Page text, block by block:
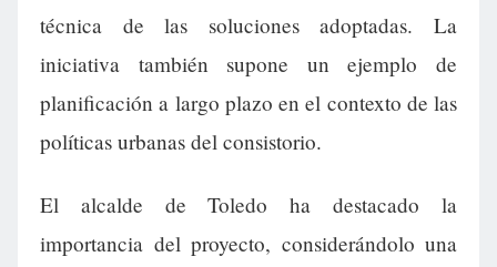
técnica de las soluciones adoptadas. La
iniciativa también supone un ejemplo de
planificación a largo plazo en el contexto de las
políticas urbanas del consistorio.
El alcalde de Toledo ha destacado la
importancia del proyecto, considerándolo una